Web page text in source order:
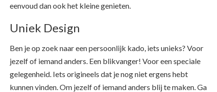
eenvoud dan ook het kleine genieten.
Uniek Design
Ben je op zoek naar een persoonlijk kado, iets unieks? Voor
jezelf of iemand anders. Een blikvanger! Voor een speciale
gelegenheid. Iets origineels dat je nog niet ergens hebt
kunnen vinden. Om jezelf of iemand anders blij te maken. Ga